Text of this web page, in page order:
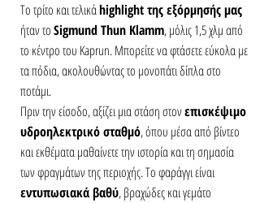
Το τρίτο και τελικά highlight της εξόρμησής μας
ήταν το Sigmund Thun Klamm, μόλις 1,5 χλμ από
το κέντρο του Kaprun. Μπορείτε να φτάσετε εύκολα με
τα πόδια, ακολουθώντας το μονοπάτι δίπλα στο
ποτάμι.
Πριν την είσοδο, αξίζει μια στάση στον επισκέψιμο
υδροηλεκτρικό σταθμό, όπου μέσα από βίντεο
και εκθέματα μαθαίνετε την ιστορία και τη σημασία
των φραγμάτων της περιοχής. Το φαράγγι είναι
εντυπωσιακά βαθύ, βραχώδες και γεμάτο